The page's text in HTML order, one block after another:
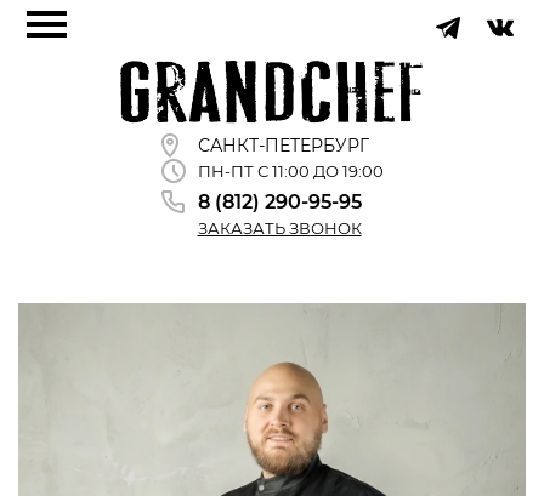
САНКТ-ПЕТЕРБУРГ
ПН-ПТ С 11:00 ДО 19:00
8 (812) 290-95-95
ЗАКАЗАТЬ ЗВОНОК